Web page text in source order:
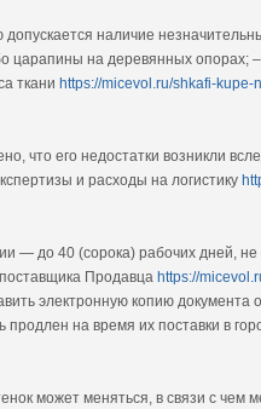
наличие
царапины на деревянных опорах;
ткани https://micevol.ru/shkafi-kupe-
что его недостатки возникли
и расходы на логистику
— до 40 (сорока) рабочих дней,
Продавца https://
электронную копию
на время их поставки в
может меняться, в связи с